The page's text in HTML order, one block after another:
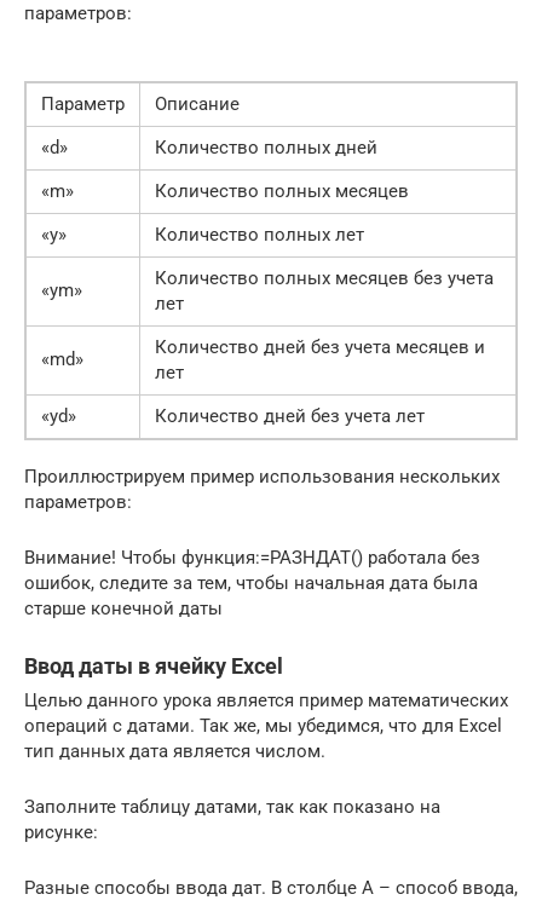
параметров:
Параметр
Описание
«d»
Количество полных дней
«m»
Количество полных месяцев
«y»
Количество полных лет
«ym»
Количество полных месяцев без учета
лет
«md»
Количество дней без учета месяцев и
лет
«yd»
Количество дней без учета лет
Проиллюстрируем пример использования нескольких
параметров:
Внимание! Чтобы функция:=РАЗНДАТ() работала без
ошибок, следите за тем, чтобы начальная дата была
старше конечной даты
Ввод даты в ячейку Excel
Целью данного урока является пример математических
операций с датами. Так же, мы убедимся, что для Excel
тип данных дата является числом.
Заполните таблицу датами, так как показано на
рисунке:
Разные способы ввода дат. В столбце А – способ ввода,